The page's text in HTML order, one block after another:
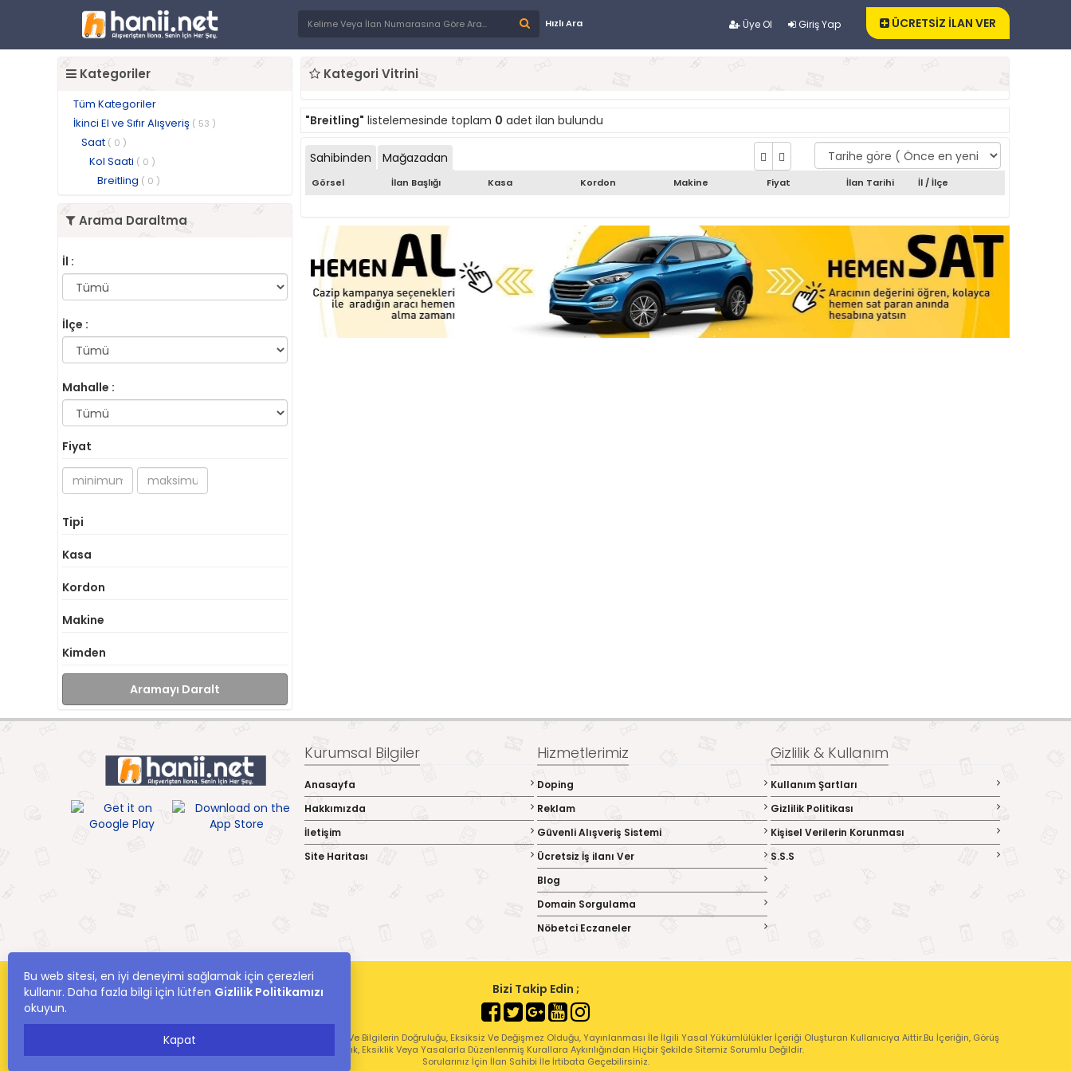
Üye Ol Giriş Yap
Hızlı Ara ÜCRETSİZ İLAN VER
Kategoriler
Tüm Kategoriler
İkinci El ve Sıfır Alışveriş ( 53 )
Saat ( 0 )
Kol Saati ( 0 )
Breitling ( 0 )
Arama Daraltma
İl :
İlçe :
Mahalle :
Fiyat
Tipi
Kasa
Kordon
Makine
Kimden
Aramayı Daralt
Kategori Vitrini
"Breitling" listelemesinde toplam 0 adet ilan bulundu
Sahibinden Mağazadan
Görsel İlan Başlığı Kasa Kordon Makine Fiyat İlan Tarihi İl / İlçe
Kurumsal Bilgiler
Anasayfa
Hakkımızda
İletişim
Site Haritası
Hizmetlerimiz
Doping
Reklam
Güvenli Alışveriş Sistemi
Ücretsiz İş ilanı Ver
Blog
Domain Sorgulama
Nöbetci Eczaneler
Gizlilik & Kullanım
Kullanım Şartları
Gizlilik Politikası
Kişisel Verilerin Korunması
S.S.S
Bizi Takip Edin ;
hanii.net Yer Alan Kullanıcıların Oluşturduğu Tüm İçerik, Görüş Ve Bilgilerin Doğruluğu, Eksiksiz Ve Değişmez Olduğu, Yayınlanması İle İlgili Yasal Yükümlülükler İçeriği Oluşturan Kullanıcıya Aittir.Bu İçeriğin, Görüş
Ve Bilgilerin Yanlışlık, Eksiklik Veya Yasalarla Düzenlenmiş Kurallara Aykırılığından Hiçbir Şekilde Sitemiz Sorumlu Değildir.
Sorularınız İçin İlan Sahibi İle İrtibata Geçebilirsiniz.
Bu web sitesi, en iyi deneyimi sağlamak için çerezleri
kullanır. Daha fazla bilgi için lütfen Gizlilik Politikamızı
okuyun.
Kapat